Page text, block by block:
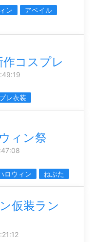
ン
アベイル
コスプレ
レ衣装
ィン祭
ロウィン ねぶた
仮装ラン